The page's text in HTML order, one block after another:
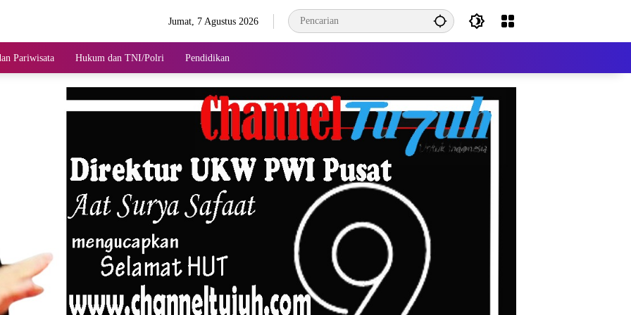
Jumat, 7 Agustus 2026
Pariwisata Hukum dan TNI/Polri Pendidikan